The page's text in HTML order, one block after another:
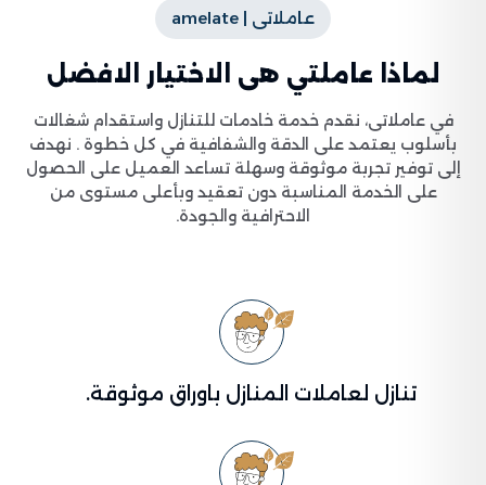
عاملاتى | amelate
لماذا عاملتي هى الاختيار الافضل
في عاملاتى، نقدم خدمة خادمات للتنازل واستقدام شغالات
بأسلوب يعتمد على الدقة والشفافية في كل خطوة . نهدف
إلى توفير تجربة موثوقة وسهلة تساعد العميل على الحصول
على الخدمة المناسبة دون تعقيد وبأعلى مستوى من
الاحترافية والجودة.
تنازل لعاملات المنازل باوراق موثوقة.